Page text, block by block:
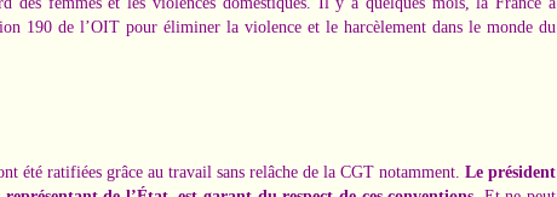
190 de l’OIT pour éliminer la violence et le harcèlement dans le monde du
été ratifiées grâce au travail sans relâche de la CGT notamment. Le président